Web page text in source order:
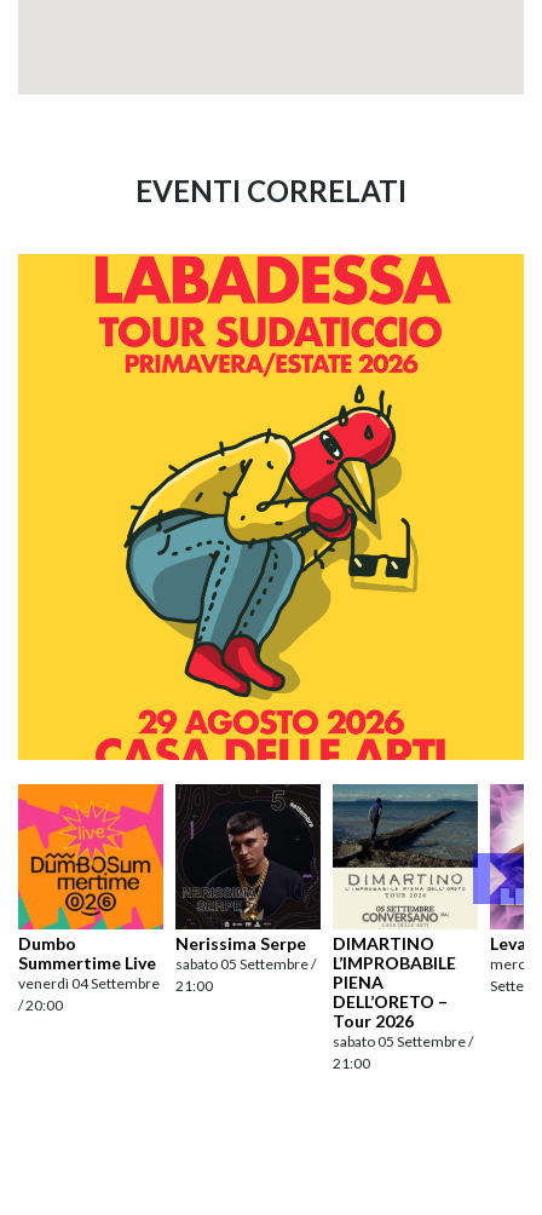
EVENTI CORRELATI
Dumbo
Summertime Live
venerdì 04 Settembre
/ 20:00
Nerissima Serpe
sabato 05 Settembre /
21:00
DIMARTINO
L’IMPROBABILE
PIENA
DELL’ORETO –
Tour 2026
sabato 05 Settembre /
21:00